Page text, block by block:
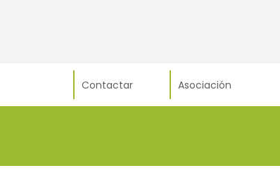
Contactar Asociación